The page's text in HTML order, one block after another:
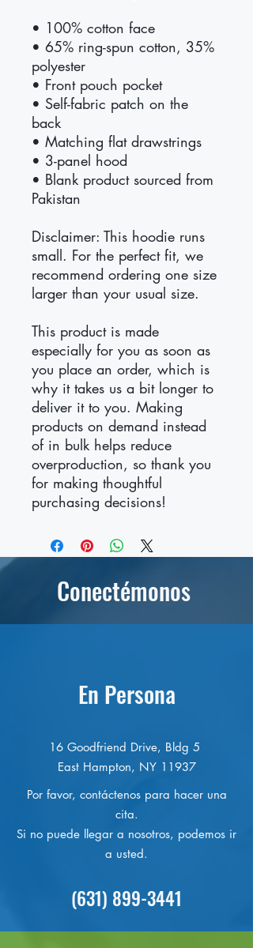
• 100% cotton face
• 65% ring-spun cotton, 35%
polyester
• Front pouch pocket
• Self-fabric patch on the
back
• Matching flat drawstrings
• 3-panel hood
• Blank product sourced from
Pakistan
Disclaimer: This hoodie runs
small. For the perfect fit, we
recommend ordering one size
larger than your usual size.
This product is made
especially for you as soon as
you place an order, which is
why it takes us a bit longer to
deliver it to you. Making
products on demand instead
of in bulk helps reduce
overproduction, so thank you
for making thoughtful
purchasing decisions!
Conectémonos
En Persona
16 Goodfriend Drive, Bldg 5
East Hampton, NY 11937
Por favor, contáctenos para hacer una
cita.
Si no puede llegar a nosotros, podemos ir
a usted.
(631) 899-3441